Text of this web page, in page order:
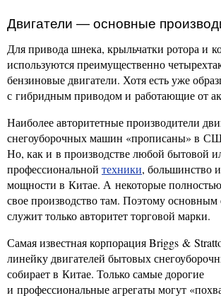
Двигатели — основные
Для привода шнека, крыльчатки ротора и
используются преимущественно
бензиновые двигатели. Хотя есть уже
с гибридным приводом и работающие от
Наиболее авторитетные производители
снегоуборочных машин «прописаны» в
Но, как и в производстве любой бытовой
профессиональной техники, большинство
мощности в Китае. А некоторые
свое производство там. Поэтому
служит только авторитет торговой марки.
Самая известная корпорация Briggs &
линейку двигателей бытовых
собирает в Китае. Только самые дорогие
и профессиональные агрегаты могут